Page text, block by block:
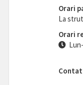
Orari
La
Orari